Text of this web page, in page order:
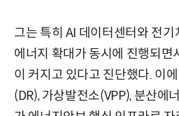
그는 특히 AI 데이터센터와 전기
에너지 확대가 동시에 진행되면
이 커지고 있다고 진단했다. 이
(DR), 가상발전소(VPP), 분산에